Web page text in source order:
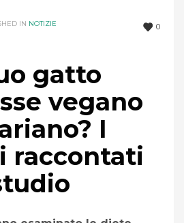
0
IN NOTIZIE
gatto
vegano
I
raccontati